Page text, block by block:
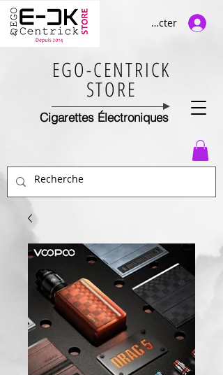
Se connecter
EGO-CENTRICK
STORE
Cigarettes Électroniques